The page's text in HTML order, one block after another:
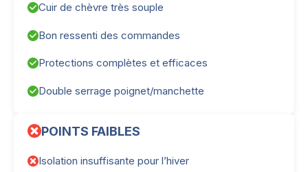
Cuir de chèvre très souple
Bon ressenti des commandes
Protections complètes et efficaces
Double serrage poignet/manchette
POINTS FAIBLES
Isolation insuffisante pour l’hiver